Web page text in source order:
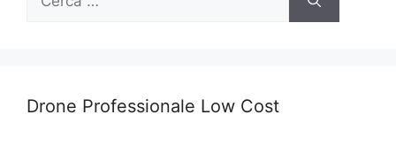
Drone Professionale Low Cost